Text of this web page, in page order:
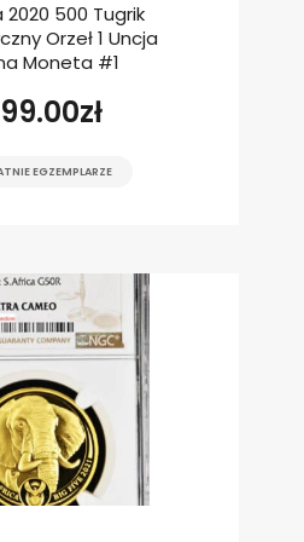
2020 500 Tugrik
Orzeł 1 Uncja
Moneta #1
zł
EGZEMPLARZE